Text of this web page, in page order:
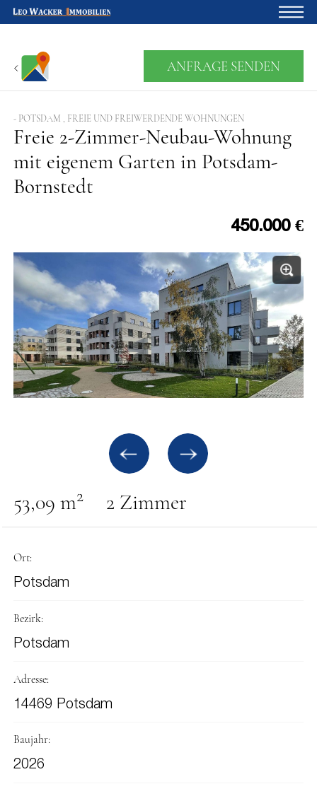
Startseite
Für Eigentümer
Über uns
Blog
Projektentwicklung
Widerruf
ANFRAGE SENDEN
- POTSDAM , FREIE UND FREIWERDENDE WOHNUNGEN
Freie 2-Zimmer-Neubau-Wohnung
mit eigenem Garten in Potsdam-
Bornstedt
450.000 €
53,09 m2 2 Zimmer
Ort:
Potsdam
Bezirk:
Potsdam
Adresse:
14469 Potsdam
Baujahr:
2026